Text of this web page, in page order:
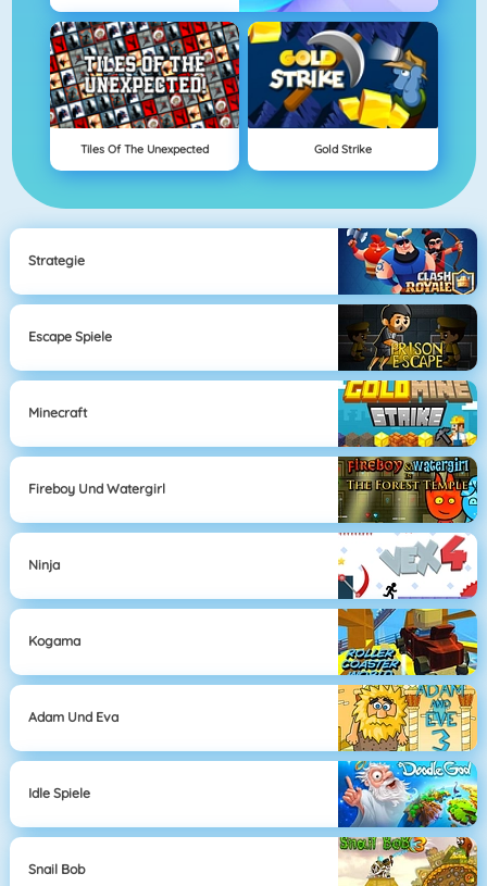
Tiles Of The Unexpected Gold Strike
Strategie
Escape Spiele
Minecraft
Fireboy Und Watergirl
Ninja
Kogama
Adam Und Eva
Idle Spiele
Snail Bob